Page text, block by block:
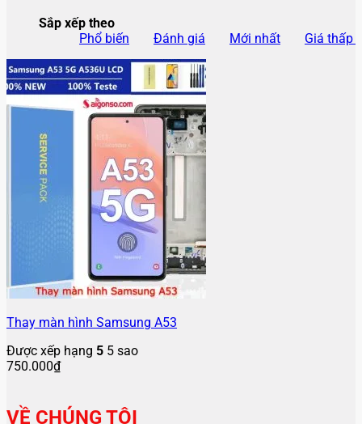
Sắp xếp theo
Phổ biến
Đánh giá Mới nhất Giá thấp
Thay màn hình Samsung A53
Được xếp hạng 5 5 sao
750.000₫
VỀ CHÚNG TÔI